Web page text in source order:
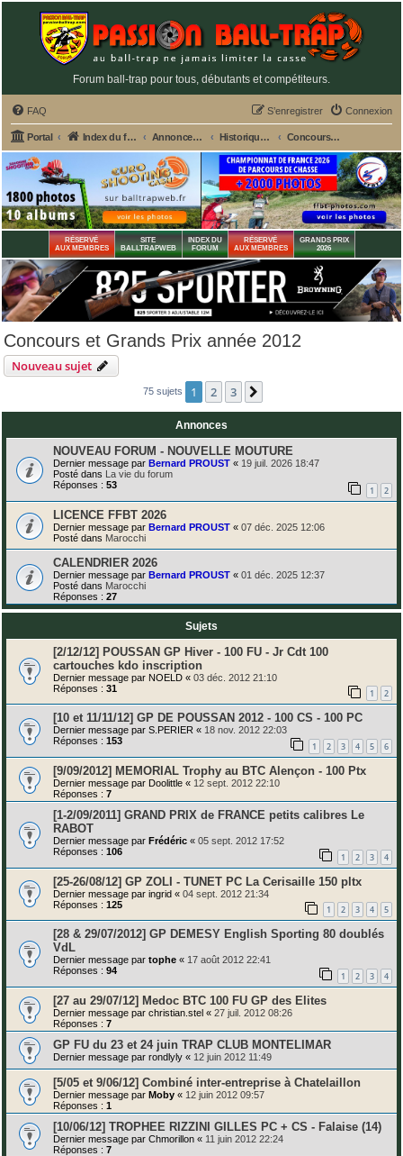
Forum ball-trap pour tous, débutants et compétiteurs.
FAQ Connexion
S’enregistrer
Portal Index du forum Annonces GRATUITES PASSION BALL-TRAP Historiques des annonces CONCOURS, GP des stands Concours et Grands Prix année 2012
RÉSERVÉ
AUX MEMBRES
SITE
BALLTRAPWEB
INDEX DU
FORUM
RÉSERVÉ
AUX MEMBRES
GRANDS PRIX
2026
Concours et Grands Prix année 2012
Nouveau sujet
75 sujets 1 2 3
Annonces
NOUVEAU FORUM - NOUVELLE MOUTURE
Dernier message par Bernard PROUST « 19 juil. 2026 18:47
Posté dans La vie du forum
Réponses : 53 1 2
LICENCE FFBT 2026
Dernier message par Bernard PROUST « 07 déc. 2025 12:06
Posté dans Marocchi
CALENDRIER 2026
Dernier message par Bernard PROUST « 01 déc. 2025 12:37
Posté dans Marocchi
Réponses : 27
Sujets
[2/12/12] POUSSAN GP Hiver - 100 FU - Jr Cdt 100
cartouches kdo inscription
Dernier message par NOELD « 03 déc. 2012 21:10
Réponses : 31 1 2
[10 et 11/11/12] GP DE POUSSAN 2012 - 100 CS - 100 PC
Dernier message par S.PERIER « 18 nov. 2012 22:03
Réponses : 153 1 2 3 4 5 6
[9/09/2012] MEMORIAL Trophy au BTC Alençon - 100 Ptx
Dernier message par Doolittle « 12 sept. 2012 22:10
Réponses : 7
[1-2/09/2011] GRAND PRIX de FRANCE petits calibres Le
RABOT
Dernier message par Frédéric « 05 sept. 2012 17:52
Réponses : 106 1 2 3 4
[25-26/08/12] GP ZOLI - TUNET PC La Cerisaille 150 pltx
Dernier message par ingrid « 04 sept. 2012 21:34
Réponses : 125 1 2 3 4 5
[28 & 29/07/2012] GP DEMESY English Sporting 80 doublés
VdL
Dernier message par tophe « 17 août 2012 22:41
Réponses : 94 1 2 3 4
[27 au 29/07/12] Medoc BTC 100 FU GP des Elites
Dernier message par christian.stel « 27 juil. 2012 08:26
Réponses : 7
GP FU du 23 et 24 juin TRAP CLUB MONTELIMAR
Dernier message par rondlyly « 12 juin 2012 11:49
[5/05 et 9/06/12] Combiné inter-entreprise à Chatelaillon
Dernier message par Moby « 12 juin 2012 09:57
Réponses : 1
[10/06/12] TROPHEE RIZZINI GILLES PC + CS - Falaise (14)
Dernier message par Chmorillon « 11 juin 2012 22:24
Réponses : 7